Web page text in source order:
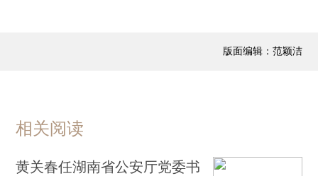
版面编辑：范颖洁
相关阅读
黄关春任湖南省公安厅党委书